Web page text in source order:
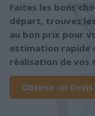
Faites les bons
départ, trouvez
au bon prix pour
estimation rapide
réalisation de vos
Obtenir un